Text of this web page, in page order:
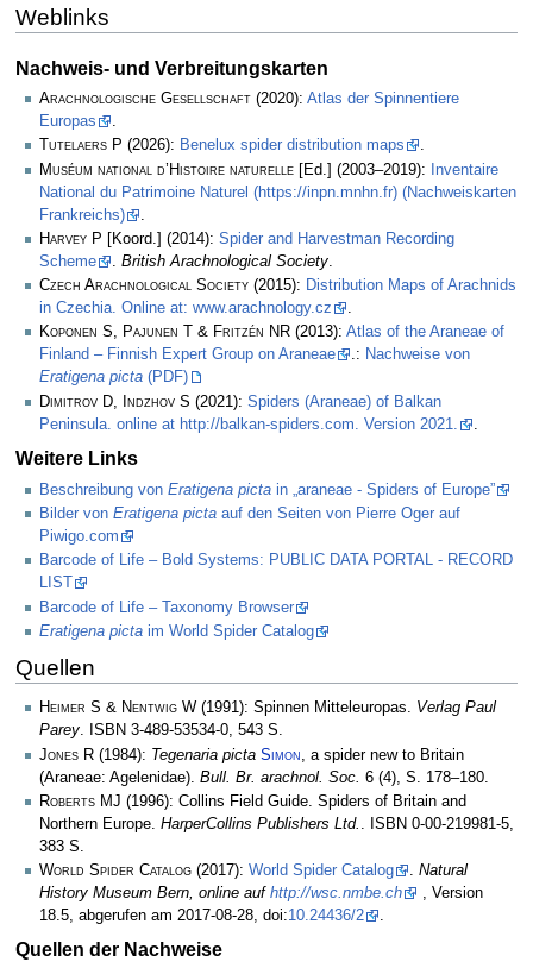
Weblinks
Nachweis- und Verbreitungskarten
Arachnologische Gesellschaft (2020): Atlas der Spinnentiere
Europas
.
Tutelaers P (2026): Benelux spider distribution maps
.
Muséum national d’Histoire naturelle [Ed.] (2003–2019):
Inventaire
National du Patrimoine Naturel (https://inpn.mnhn.fr) (Nachweiskarten
Frankreichs)
Harvey P [Koord.] (2014): Spider and Harvestman Recording
Scheme
. British Arachnological Society.
Czech Arachnological Society (2015): Distribution Maps of Arachnids
in Czechia. Online at: www.arachnology.cz
.
Koponen S, Pajunen T & Fritzén NR (2013): Atlas of the Araneae of
Finland – Finnish Expert Group on Araneae
.: Nachweise von
Eratigena picta (PDF)
Dimitrov D, Indzhov S (2021): Spiders (Araneae) of Balkan
Peninsula. online at http://balkan-spiders.com. Version 2021.
Weitere Links
Beschreibung von Eratigena picta in „araneae - Spiders of Europe”
Bilder von Eratigena picta auf den Seiten von Pierre Oger auf
Piwigo.com
Barcode of Life – Bold Systems: PUBLIC DATA PORTAL - RECORD
LIST
Barcode of Life – Taxonomy Browser
Eratigena picta im World Spider Catalog
Quellen
Heimer S & Nentwig W (1991): Spinnen Mitteleuropas. Verlag Paul
Parey. ISBN 3-489-53534-0, 543 S.
Jones R (1984): Tegenaria picta Simon , a spider new to Britain
(Araneae: Agelenidae). Bull. Br. arachnol. Soc. 6 (4), S. 178–180.
Roberts MJ (1996): Collins Field Guide. Spiders of Britain and
Northern Europe. HarperCollins Publishers Ltd.
. ISBN 0-00-219981-5,
383 S.
World Spider Catalog (2017): World Spider Catalog . Natural
History Museum Bern, online auf http://wsc.nmbe.ch
, Version
18.5, abgerufen am 2017-08-28, doi:10.24436/2 .
Quellen der Nachweise